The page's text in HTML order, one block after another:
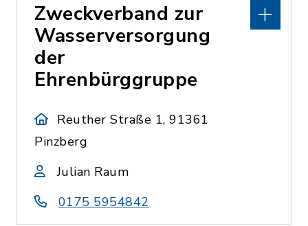
Zweckverband zur
Wasserversorgung
der
Ehrenbürggruppe
Reuther Straße 1, 91361
Pinzberg
Julian Raum
0175 5954842